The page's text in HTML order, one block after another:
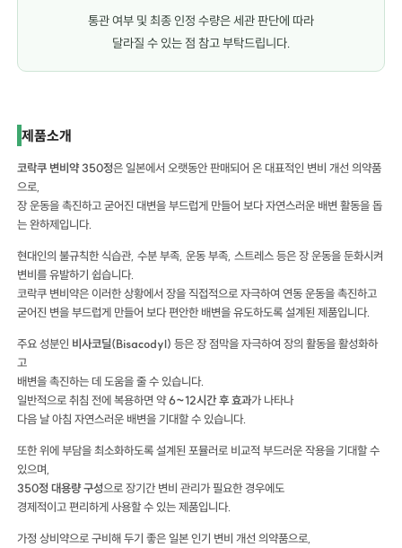
통관 여부 및 최종 인정 수량은 세관 판단에 따라
달라질 수 있는 점 참고 부탁드립니다.
제품소개
코락쿠 변비약 350정은 일본에서 오랫동안 판매되어 온 대표적인 변비 개선 의약품
으로,
장 운동을 촉진하고 굳어진 대변을 부드럽게 만들어 보다 자연스러운 배변 활동을 돕
는 완하제입니다.
현대인의 불규칙한 식습관, 수분 부족, 운동 부족, 스트레스 등은 장 운동을 둔화시켜
변비를 유발하기 쉽습니다.
코락쿠 변비약은 이러한 상황에서 장을 직접적으로 자극하여 연동 운동을 촉진하고
굳어진 변을 부드럽게 만들어 보다 편안한 배변을 유도하도록 설계된 제품입니다.
주요 성분인 비사코딜(Bisacodyl) 등은 장 점막을 자극하여 장의 활동을 활성화하
고
배변을 촉진하는 데 도움을 줄 수 있습니다.
일반적으로 취침 전에 복용하면 약6~12시간 후 효과가 나타나
다음 날 아침 자연스러운 배변을 기대할 수 있습니다.
또한 위에 부담을 최소화하도록 설계된 포뮬러로 비교적 부드러운 작용을 기대할 수
있으며,
350정 대용량 구성으로 장기간 변비 관리가 필요한 경우에도
경제적이고 편리하게 사용할 수 있는 제품입니다.
가정 상비약으로 구비해 두기 좋은 일본 인기 변비 개선 의약품으로,